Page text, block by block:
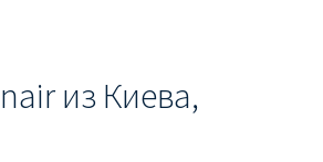
из Киева,